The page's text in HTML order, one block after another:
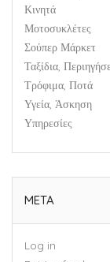
Κινητά
Μοτοσυκλέτες
Σούπερ Μάρκετ
Ταξίδια,
Τρόφιμα, Ποτά
Υγεία, Άσκηση
Υπηρεσίες
META
Log in